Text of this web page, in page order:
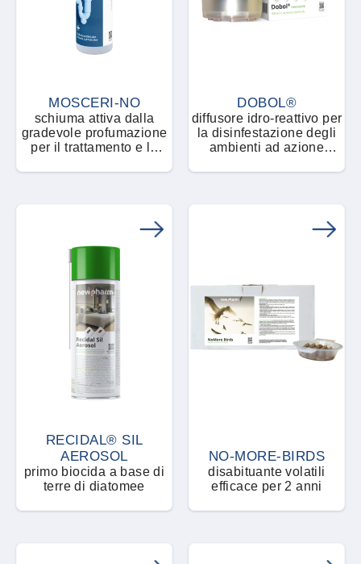
Tignole degli alimenti
Vespe e Calabroni
Volatili
Liquido concentrato microincapsulato
Liquido pronto all'uso
Microemulsione acquosa
Microemulsione concentrata
Polvere bagnabile
Polvere pronta all'uso
Polveri, granuli e microgranuli
RTU - Pronto all'uso
MOSCERI-NO
schiuma attiva dalla
gradevole profumazione
per il trattamento e la
DOBOL®
diffusore idro-reattivo per
la disinfestazione degli
ambienti ad azione
RECIDAL® SIL
AEROSOL
primo biocida a base di
terre di diatomee
NO-MORE-BIRDS
disabituante volatili
efficace per 2 anni